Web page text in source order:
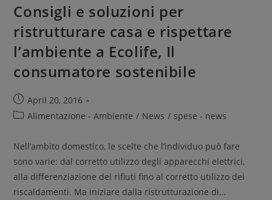
Consigli e soluzioni per
ristrutturare casa e rispettare
l’ambiente a Ecolife, Il
consumatore sostenibile
April 20, 2016
Alimentazione - Ambiente / News / spese - news
Nell’ambito domestico, le scelte che l’individuo può fare
sono varie: dal corretto utilizzo degli apparecchi elettrici,
alla differenziazione dei rifiuti fino al corretto utilizzo dei
riscaldamenti. Ma iniziare dalla ristrutturazione di…